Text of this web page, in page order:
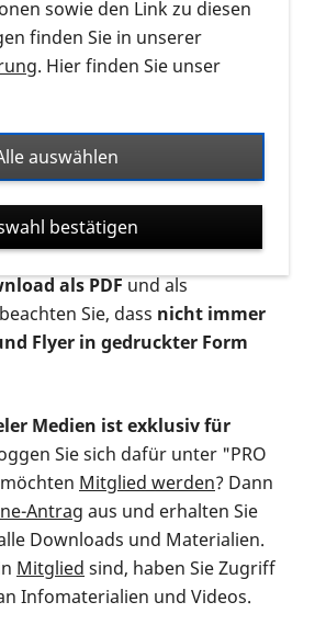
Menschen an.
Sie sämtliches Infomaterial
Formatfilter, um ausschließlich
Audios oder Videos zu
Flyer und Broschüren werden in
angeboten: zur
als gedruckte Variante
als PDFund als
Sie, dass nicht immer
Flyer in gedruckter Form
Medien ist exklusiv für
Sie sich dafür unter "PRO
möchten Mitglied werden? Dann
Antrag aus und erhalten Sie
Downloads und Materialien.
Mitglied sind, haben Sie Zugriff
Infomaterialien und Videos.
sowie den Link zu diesen
finden Sie in unserer
. Hier finden Sie unser
auswählen
bestätigen